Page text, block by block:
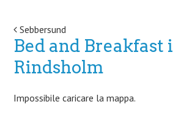
Post navigation
Sebbersund
Bed and Breakfast i
Rindsholm
Impossibile caricare la mappa.